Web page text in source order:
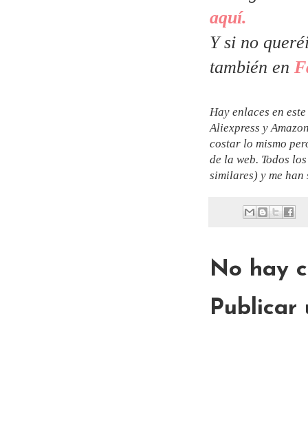
aquí.
Y si no
también en
Hay enlaces en
Aliexpress y
costar lo mismo
de la web. Todos
similares) y me
No hay
Publicar